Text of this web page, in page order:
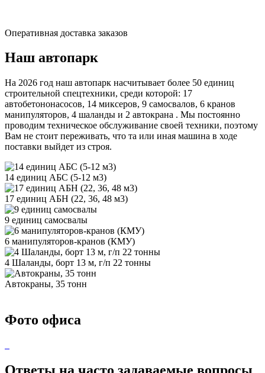
Оперативная доставка заказов
Наш автопарк
На 2026 год наш автопарк насчитывает более 50 единиц
строительной спецтехники, среди которой: 17
автобетононасосов, 14 миксеров, 9 самосвалов, 6 кранов
манипуляторов, 4 шаланды и 2 автокрана . Мы постоянно
проводим техническое обслуживание своей техники, поэтому
Вам не стоит переживать, что та или иная машина в ходе
поставки выйдет из строя.
14 единиц АБС (5-12 м3)
17 единиц АБН (22, 36, 48 м3)
9 единиц самосвалы
6 манипуляторов-кранов (КМУ)
4 Шаланды, борт 13 м, г/п 22 тонны
Автокраны, 35 тонн
Фото офиса